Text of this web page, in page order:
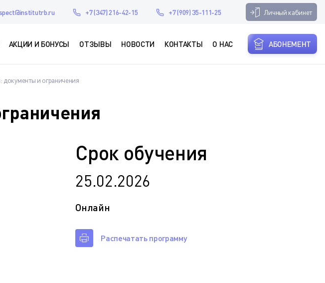
+7 (347) 216-42-15 +7 (909) 35-111-25 Личный кабинет
АКЦИИ И БОНУСЫ ОТЗЫВЫ НОВОСТИ КОНТАКТЫ О НАС АБОНЕМЕНТ
документы и ограничения
Срок обучения
25.02.2026
Онлайн
Распечатать программу